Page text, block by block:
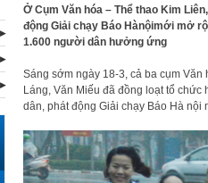
Ở Cụm Văn hóa – Thể thao Kim
động Giải chạy Báo Hànộimới mở
1.600 người dân hưởng ứng
Sáng sớm ngày 18-3, cả ba cụm
Láng, Văn Miếu đã đồng loạt tổ
dân, phát động Giải chạy Báo Hà